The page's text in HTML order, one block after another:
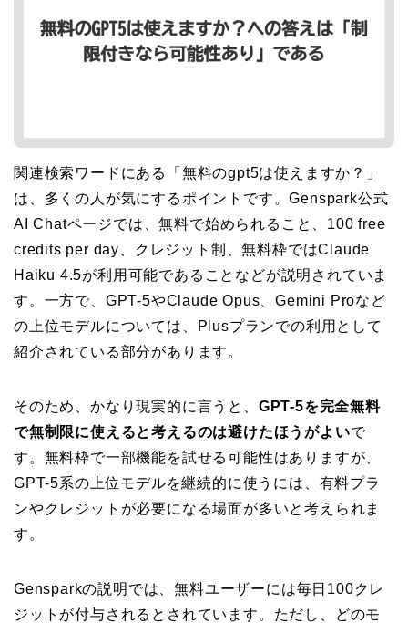
関連検索ワードにある「無料のgpt5は使えますか？」
は、多くの人が気にするポイントです。Genspark公式
AI Chatページでは、無料で始められること、100 free
credits per day、クレジット制、無料枠ではClaude
Haiku 4.5が利用可能であることなどが説明されていま
す。一方で、GPT-5やClaude Opus、Gemini Proなど
の上位モデルについては、Plusプランでの利用として
紹介されている部分があります。
そのため、かなり現実的に言うと、 GPT-5を完全無料
で無制限に使えると考えるのは避けたほうがよいで
す。無料枠で一部機能を試せる可能性はありますが、
GPT-5系の上位モデルを継続的に使うには、有料プラ
ンやクレジットが必要になる場面が多いと考えられま
す。
Gensparkの説明では、無料ユーザーには毎日100クレ
ジットが付与されるとされています。ただし、どのモ